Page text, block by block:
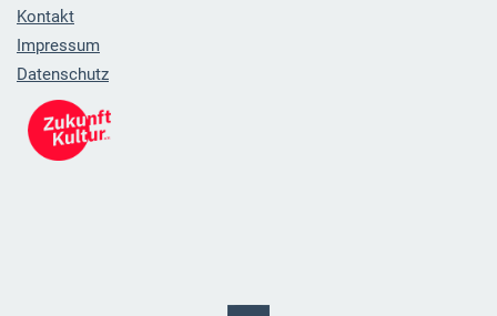
Kontakt
Impressum
Datenschutz